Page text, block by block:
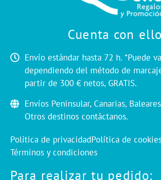
Cuenta con ello
Envío estándar hasta 72 h. *Puede
dependiendo del método de
partir de 300 € netos, GRATIS.
Envíos Peninsular, Canarias,
Otros destinos contáctanos.
Política de privacidadPolítica de
Términos y condiciones
Para realizar tu pedido: